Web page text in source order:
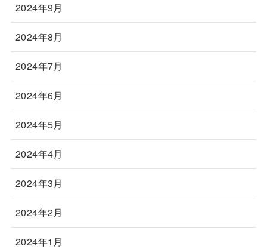
2024年9月
2024年8月
2024年7月
2024年6月
2024年5月
2024年4月
2024年3月
2024年2月
2024年1月